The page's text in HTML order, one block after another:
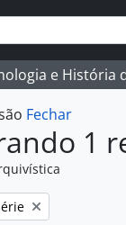
e História
Fechar
1
filtro: